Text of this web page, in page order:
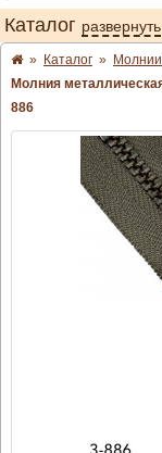
Каталог развернуть
» Каталог » Молнии
Молния
886